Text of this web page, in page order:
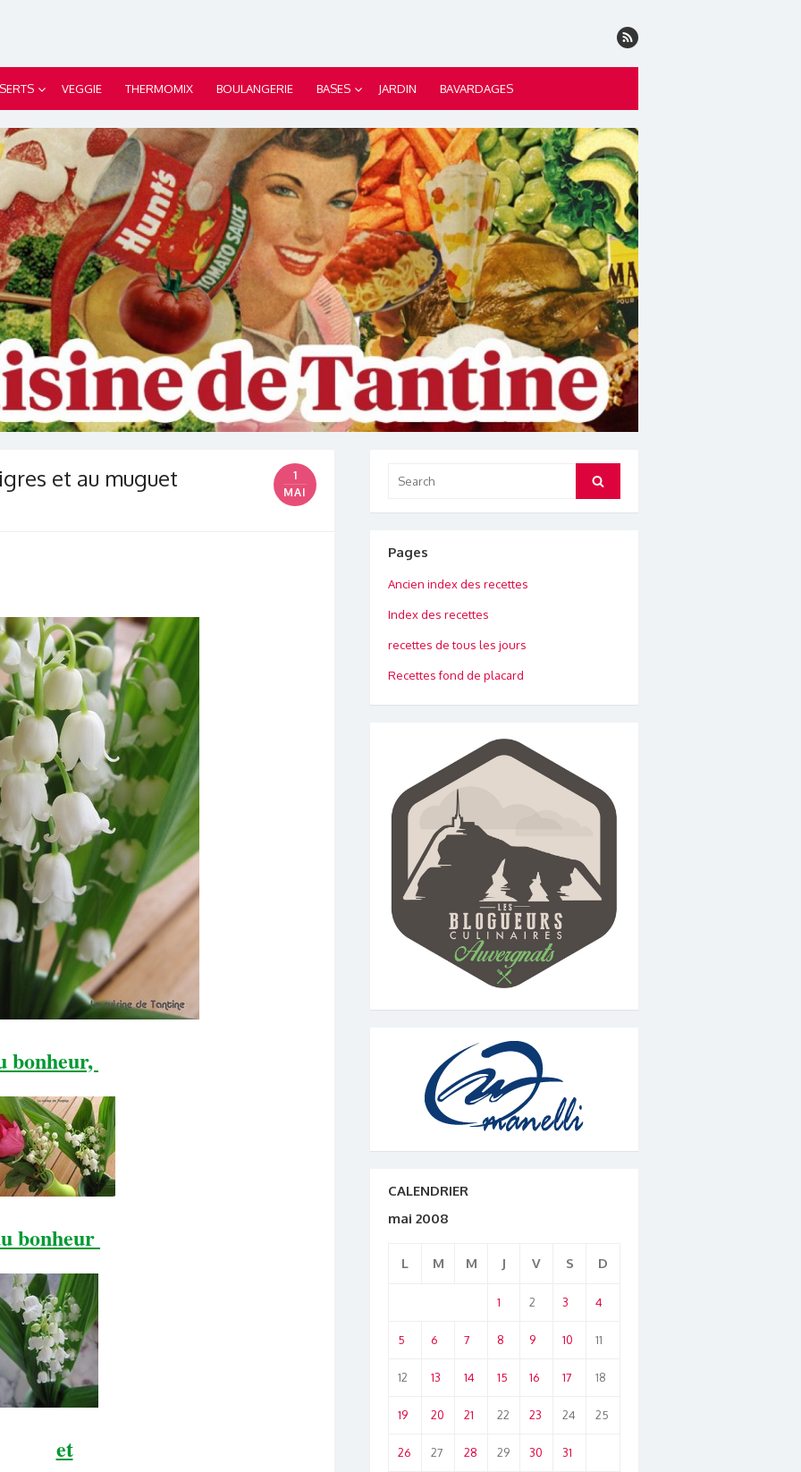
VEGGIE THERMOMIX BOULANGERIE BASES JARDIN BAVARDAGES
et au muguet
1
MAI
bonheur,
bonheur
et
for:
Search
Pages
Ancien index des recettes
Index des recettes
recettes de tous les jours
Recettes fond de placard
CALENDRIER
mai 2008
L M M J V S D
1 2 3 4
5 6 7 8 9 10 11
12 13 14 15 16 17 18
19 20 21 22 23 24 25
26 27 28 29 30
31